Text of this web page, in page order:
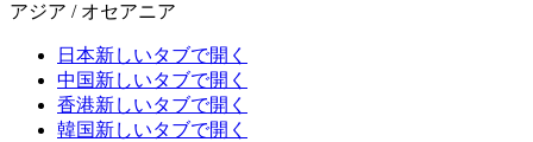
アジア / オセアニア
日本新しいタブで開く
中国新しいタブで開く
香港新しいタブで開く
韓国新しいタブで開く